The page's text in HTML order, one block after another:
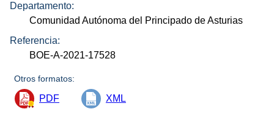
Departamento:
Comunidad Autónoma del Principado de Asturias
Referencia:
BOE-A-2021-17528
Otros formatos:
PDF XML